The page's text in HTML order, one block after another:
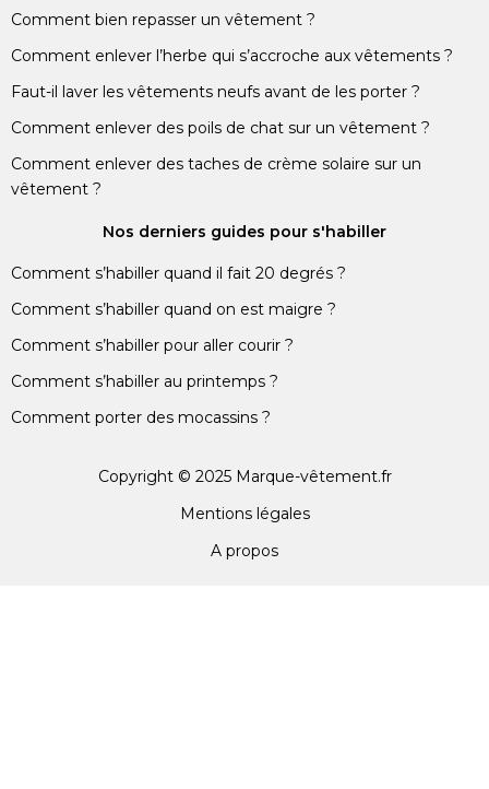
Comment bien repasser un vêtement ?
Comment enlever l’herbe qui s’accroche aux vêtements ?
Faut-il laver les vêtements neufs avant de les porter ?
Comment enlever des poils de chat sur un vêtement ?
Comment enlever des taches de crème solaire sur un
vêtement ?
Nos derniers guides pour s'habiller
Comment s’habiller quand il fait 20 degrés ?
Comment s’habiller quand on est maigre ?
Comment s’habiller pour aller courir ?
Comment s’habiller au printemps ?
Comment porter des mocassins ?
Copyright © 2025 Marque-vêtement.fr
Mentions légales
A propos